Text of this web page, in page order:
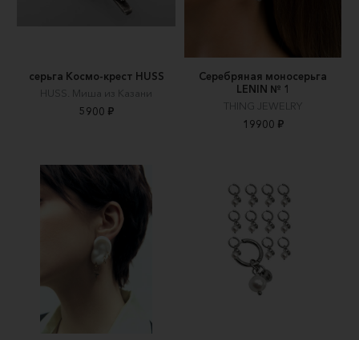
серьга Космо-крест HUSS
HUSS. Миша из Казани
5900 ₽
Серебряная моносерьга
LENIN № 1
THING JEWELRY
19900 ₽